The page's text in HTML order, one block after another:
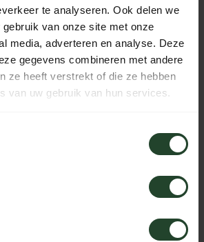
te analyseren. Ook delen we
van onze site met onze
media, adverteren en analyse. Deze
gegevens combineren met andere
ze heeft verstrekt of die ze hebben
van uw gebruik van hun services.
Sie uns, unsere Kollegen